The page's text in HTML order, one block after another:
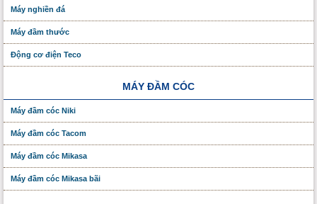
Máy nghiền đá
Máy đầm thước
Động cơ điện Teco
MÁY ĐẦM CÓC
Máy đầm cóc Niki
Máy đầm cóc Tacom
Máy đầm cóc Mikasa
Máy đầm cóc Mikasa bãi